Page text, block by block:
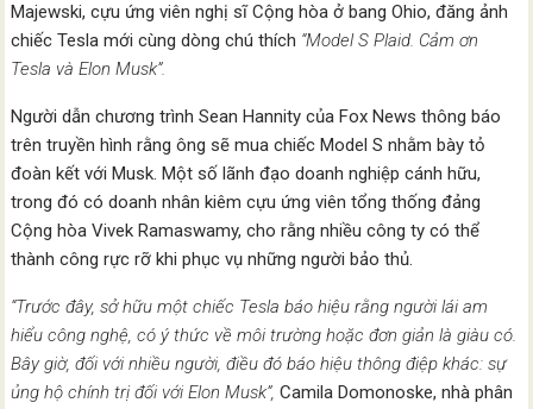
Majewski, cựu ứng viên nghị sĩ Cộng hòa ở bang Ohio, đăng ảnh
chiếc Tesla mới cùng dòng chú thích “Model S Plaid. Cảm ơn
Tesla và Elon Musk”.
Người dẫn chương trình Sean Hannity của Fox News thông báo
trên truyền hình rằng ông sẽ mua chiếc Model S nhằm bày tỏ
đoàn kết với Musk. Một số lãnh đạo doanh nghiệp cánh hữu,
trong đó có doanh nhân kiêm cựu ứng viên tổng thống đảng
Cộng hòa Vivek Ramaswamy, cho rằng nhiều công ty có thể
thành công rực rỡ khi phục vụ những người bảo thủ.
“Trước đây, sở hữu một chiếc Tesla báo hiệu rằng người lái am
hiểu công nghệ, có ý thức về môi trường hoặc đơn giản là giàu có.
Bây giờ, đối với nhiều người, điều đó báo hiệu thông điệp khác: sự
ủng hộ chính trị đối với Elon Musk”,Camila Domonoske, nhà phân